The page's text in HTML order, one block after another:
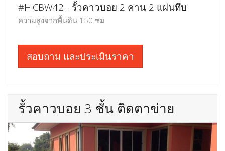
#H.CBW42 - รั้วคาวบอย 2 คาน 2 แผ่นทึบ
ความสูงจากพื้นดิน 150 ซม
สอบถาม และประเมินราคา
รั้วคาวบอย 3 ชั้น ติดตาข่าย